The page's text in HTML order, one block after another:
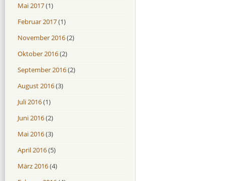
Mai 2017(1)
Februar 2017(1)
November 2016(2)
Oktober 2016(2)
September 2016(2)
August 2016(3)
Juli 2016(1)
Juni 2016(2)
Mai 2016(3)
April 2016(5)
März 2016(4)